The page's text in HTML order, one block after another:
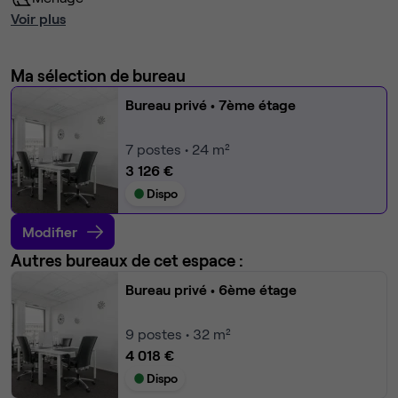
Voir plus
Ma sélection de bureau
Bureau privé • 7ème étage
7 postes • 24 m²
3 126 €
Dispo
Modifier
Autres bureaux de cet espace :
Bureau privé • 6ème étage
9 postes • 32 m²
4 018 €
Dispo